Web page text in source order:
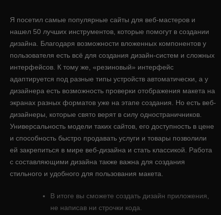
Я посетил самые популярные сайты для веб-мастеров и
нашел 50 лучших инструментов, которые помогут в создании
дизайна. Благодаря возможности вложенных компонентов у
пользователя есть всё для создания дизайн-систем и сложных
интерфейсов. К тому же, «резиновый» интерфейс
адаптируется под разные типы устройств автоматически, а у
дизайнера есть возможность проверки отображения макета на
экранах разных форматов уже на этапе создания. Но есть веб-
дизайнеры, которые свято верят в силу одностраничников.
Универсальность модели таких сайтов, его доступность в цене
и способность быстро продавать услуги и товары позволили
ей закрепиться в мире веб-дизайна и стать классикой. Работа
с составляющими дизайна также важна для создания
стильного и удобного для пользования макета.
В итоге вы сможете создать дизайн приложения,
не написав ни строчки кода.